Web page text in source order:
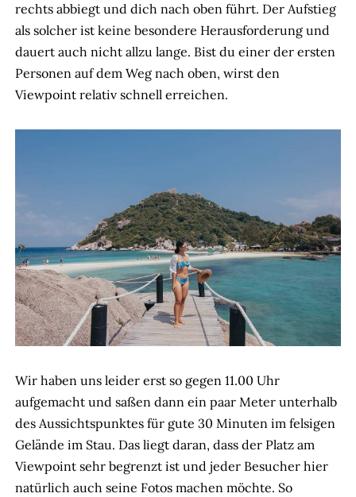
rechts abbiegt und dich nach oben führt. Der Aufstieg
als solcher ist keine besondere Herausforderung und
dauert auch nicht allzu lange. Bist du einer der ersten
Personen auf dem Weg nach oben, wirst den
Viewpoint relativ schnell erreichen.
Wir haben uns leider erst so gegen 11.00 Uhr
aufgemacht und saßen dann ein paar Meter unterhalb
des Aussichtspunktes für gute 30 Minuten im felsigen
Gelände im Stau. Das liegt daran, dass der Platz am
Viewpoint sehr begrenzt ist und jeder Besucher hier
natürlich auch seine Fotos machen möchte. So